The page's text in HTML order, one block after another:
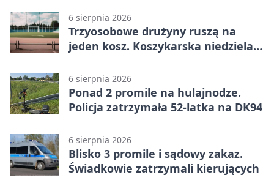
6 sierpnia 2026
Trzyosobowe drużyny ruszą na
jeden kosz. Koszykarska niedziela
6 sierpnia 2026
Ponad 2 promile na hulajnodze.
Policja zatrzymała 52-latka na DK94
6 sierpnia 2026
Blisko 3 promile i sądowy zakaz.
Świadkowie zatrzymali kierujących